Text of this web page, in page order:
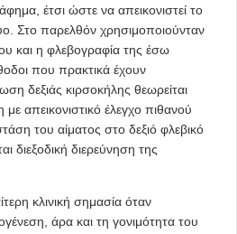
έτσι ώστε να απεικονιστεί το
Στο παρελθόν χρησιμοποιούνταν
και η φλεβογραφία της έσω
που πρακτικά έχουν
δεξιάς κιρσοκήλης θεωρείται
απεικονιστικό έλεγχο πιθανού
του αίματος στο δεξιό φλεβικό
διεξοδική διερεύνηση της
κλινική σημασία όταν
άρα και τη γονιμότητα του